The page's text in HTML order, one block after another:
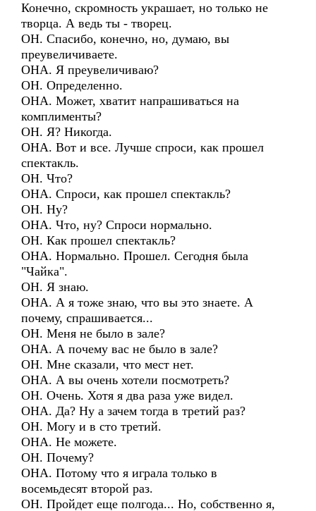
Конечно, скромность украшает, но только не
творца. А ведь ты - творец.
ОН. Спасибо, конечно, но, думаю, вы
преувеличиваете.
ОНА. Я преувеличиваю?
ОН. Определенно.
ОНА. Может, хватит напрашиваться на
комплименты?
ОН. Я? Никогда.
ОНА. Вот и все. Лучше спроси, как прошел
спектакль.
ОН. Что?
ОНА. Спроси, как прошел спектакль?
ОН. Ну?
ОНА. Что, ну? Спроси нормально.
ОН. Как прошел спектакль?
ОНА. Нормально. Прошел. Сегодня была
"Чайка".
ОН. Я знаю.
ОНА. А я тоже знаю, что вы это знаете. А
почему, спрашивается...
ОН. Меня не было в зале?
ОНА. А почему вас не было в зале?
ОН. Мне сказали, что мест нет.
ОНА. А вы очень хотели посмотреть?
ОН. Очень. Хотя я два раза уже видел.
ОНА. Да? Ну а зачем тогда в третий раз?
ОН. Могу и в сто третий.
ОНА. Не можете.
ОН. Почему?
ОНА. Потому что я играла только в
восемьдесят второй раз.
ОН. Пройдет еще полгода... Но, собственно я,